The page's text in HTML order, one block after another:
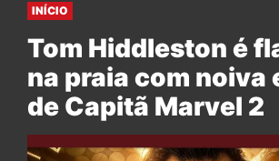
INÍCIO
Tom Hiddleston é
na praia com noiva
de Capitã Marvel 2